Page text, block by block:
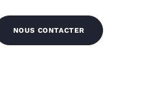
NOUS CONTACTER